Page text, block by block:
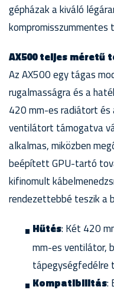
gépházak a kiváló
AX500 teljes méretű
Az AX500 egy tágas
rugalmasságra és a
420 mm-es radiátort
ventilátort támogatva
alkalmas, miközben
beépített GPU-tartó
kifinomult
rendezettebbé teszik a
Hűtés: Két 420
mm-es ventilátor,
tápegységfedélre
Kompatibilitás: